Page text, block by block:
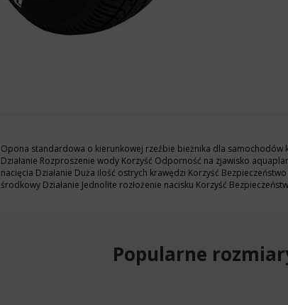
Opona standardowa o kierunkowej rzeźbie bieżnika dla
Działanie Rozproszenie wody Korzyść Odporność na zjawisko
nacięcia Działanie Duża ilość ostrych krawędzi Korzyść
środkowy Działanie Jednolite rozłożenie nacisku Korzyść
Popularne